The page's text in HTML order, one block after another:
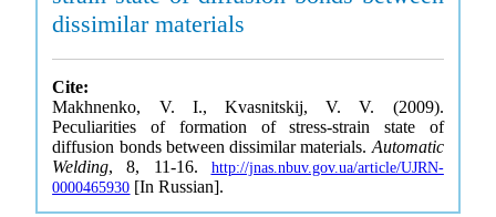
dissimilar materials
Cite:
Makhnenko, V. I., Kvasnitskij, V. V. (2009).
Peculiarities of formation of stress-strain state of
diffusion bonds between dissimilar materials. Automatic
Welding, 8, 11-16. http://jnas.nbuv.gov.ua/article/UJRN-
0000465930 [In Russian].